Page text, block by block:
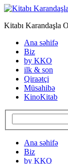
Kitabı Karandaşla
Ana səhifə
Biz
by KKO
ilk & son
Qiraətçi
Müsahibə
KinoKitab
Ana səhifə
Biz
by KKO